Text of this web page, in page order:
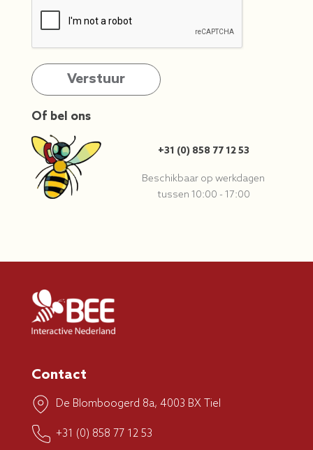
Of bel ons
+31 (0) 858 77 12 53
Beschikbaar op werkdagen
tussen 10:00 - 17:00
Contact
De Blomboogerd 8a, 4003 BX Tiel
+31 (0) 858 77 12 53